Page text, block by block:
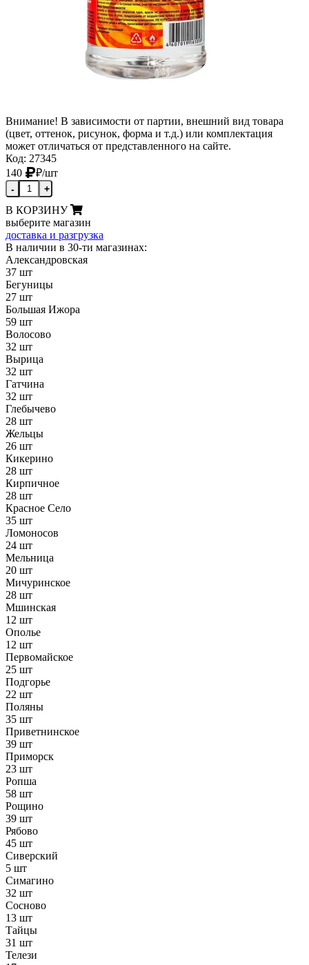
Внимание! В зависимости от партии, внешний вид товара
(цвет, оттенок, рисунок, форма и т.д.) или комплектация
может отличаться от представленного на сайте.
Код: 27345
140
₽/шт
- +
В КОРЗИНУ
выберите магазин
доставка и разгрузка
В наличии в 30-ти магазинах:
Александровская
37 шт
Бегуницы
27 шт
Большая Ижора
59 шт
Волосово
32 шт
Вырица
32 шт
Гатчина
32 шт
Глебычево
28 шт
Жельцы
26 шт
Кикерино
28 шт
Кирпичное
28 шт
Красное Село
35 шт
Ломоносов
24 шт
Мельница
20 шт
Мичуринское
28 шт
Мшинская
12 шт
Ополье
12 шт
Первомайское
25 шт
Подгорье
22 шт
Поляны
35 шт
Приветнинское
39 шт
Приморск
23 шт
Ропша
58 шт
Рощино
39 шт
Рябово
45 шт
Сиверский
5 шт
Симагино
32 шт
Сосново
13 шт
Тайцы
31 шт
Телези